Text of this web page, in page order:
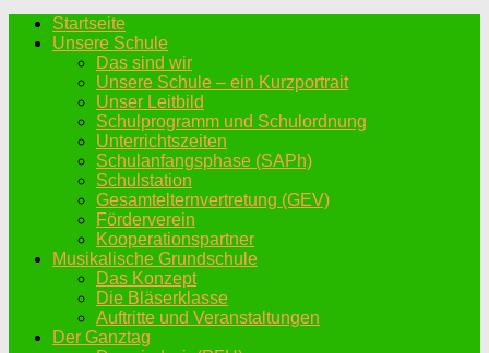
Startseite
Unsere Schule
Das sind wir
Unsere Schule – ein Kurzportrait
Unser Leitbild
Schulprogramm und Schulordnung
Unterrichtszeiten
Schulanfangsphase (SAPh)
Schulstation
Gesamtelternvertretung (GEV)
Förderverein
Kooperationspartner
Musikalische Grundschule
Das Konzept
Die Bläserklasse
Auftritte und Veranstaltungen
Der Ganztag